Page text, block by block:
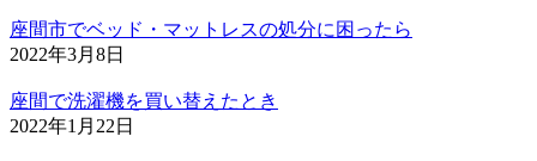
座間市でベッド・マットレスの処分に困ったら
2022年3月8日
座間で洗濯機を買い替えたとき
2022年1月22日